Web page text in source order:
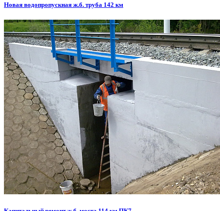
Новая водопропускная ж.б. труба 142 км